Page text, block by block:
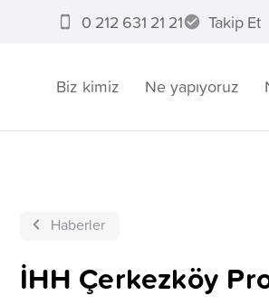
0 212 631 21 21 Takip Et
Biz kimiz Ne yapıyoruz
Haberler
İHH Çerkezköy